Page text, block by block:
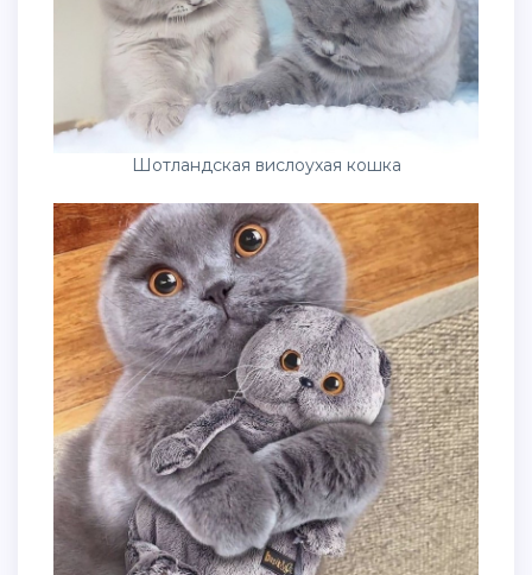
Шотландская вислоухая кошка